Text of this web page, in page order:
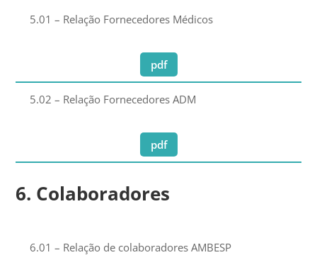
5.01 – Relação Fornecedores Médicos
pdf
5.02 – Relação Fornecedores ADM
pdf
6. Colaboradores
6.01 – Relação de colaboradores AMBESP